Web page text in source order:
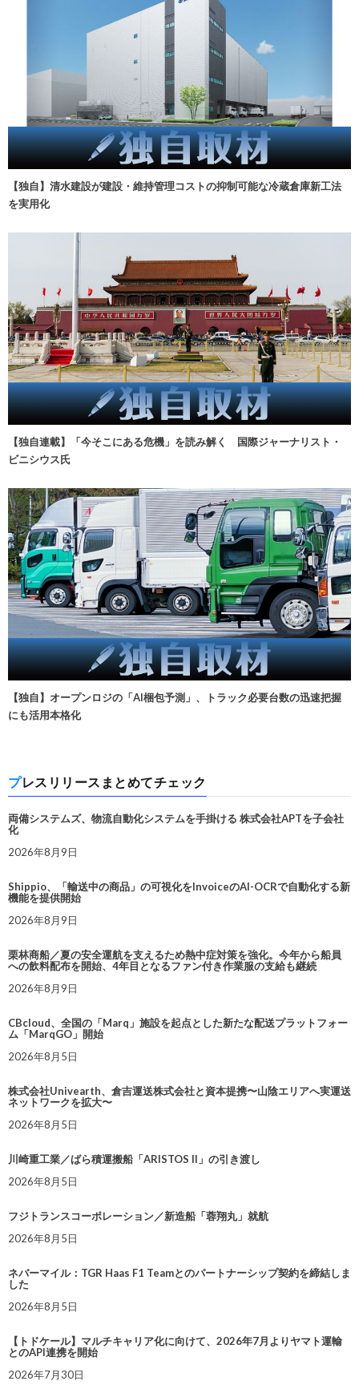
【独自】清水建設が建設・維持管理コストの抑制可能な冷蔵倉庫新工法
を実用化
【独自連載】「今そこにある危機」を読み解く 国際ジャーナリスト・
ビニシウス氏
【独自】オープンロジの「AI梱包予測」、トラック必要台数の迅速把握
にも活用本格化
プレスリリースまとめてチェック
両備システムズ、物流自動化システムを手掛ける 株式会社APTを子会社
化
2026年8月9日
Shippio、「輸送中の商品」の可視化をInvoiceのAI-OCRで自動化する新
機能を提供開始
2026年8月9日
栗林商船／夏の安全運航を支えるため熱中症対策を強化。今年から船員
への飲料配布を開始、4年目となるファン付き作業服の支給も継続
2026年8月9日
CBcloud、全国の「Marq」施設を起点とした新たな配送プラットフォー
ム「MarqGO」開始
2026年8月5日
株式会社Univearth、倉吉運送株式会社と資本提携〜山陰エリアへ実運送
ネットワークを拡大〜
2026年8月5日
川崎重工業／ばら積運搬船「ARISTOS II」の引き渡し
2026年8月5日
フジトランスコーポレーション／新造船「蓉翔丸」就航
2026年8月5日
ネバーマイル：TGR Haas F1 Teamとのパートナーシップ契約を締結しま
した
2026年8月5日
【トドケール】マルチキャリア化に向けて、2026年7月よりヤマト運輸
とのAPI連携を開始
2026年7月30日